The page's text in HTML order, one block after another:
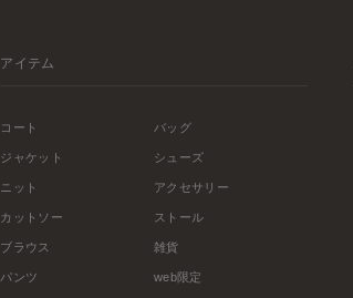
アイテム
コート
ジャケット
ニット
カットソー
ブラウス
パンツ
バッグ
シューズ
アクセサリー
ストール
雑貨
web限定